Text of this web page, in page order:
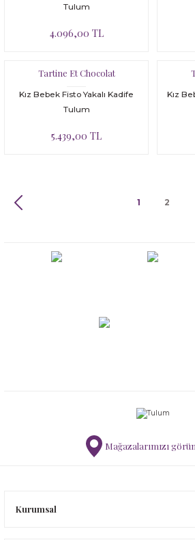
Tulum
4.096,00 TL
Tartine Et Chocolat
Kız Bebek Fisto Yakalı Kadife
Tulum
5.439,00 TL
Kız
1 2
Mağazalarımızı
Kurumsal